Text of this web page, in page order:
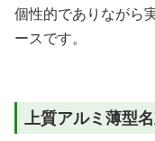
個性的でありながら
ースです。
上質アルミ薄型